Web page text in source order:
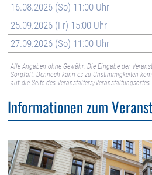
16.08.2026 (So) 11:00 Uhr
25.09.2026 (Fr) 15:00 Uhr
27.09.2026 (So) 11:00 Uhr
Alle Angaben ohne Gewähr. Die Eingabe der
Sorgfalt. Dennoch kann es zu Unstimmigkeiten
auf die Seite des Veranstalters/Veranstaltungsortes.
Informationen zum